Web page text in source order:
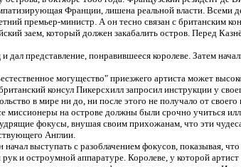
Франции, лишена реальной власти. Всеми
премьер-министр. А он тесно связан с британским
заем, который должен закабалить остров. Перед
дал представление, понравившееся королеве. Затем
могущество" приезжего артиста может
консул Пикерсхилл запросил инструкции у
в мире ни до, ни после этого не получало от
миссионеры на острове должны были срочно учиться
фокусы, внушая своим прихожанам, что эти
Англии.
начал выступать с разоблачением фокусов, показывая,
и остроумной аппаратуре. Королеве, у которой